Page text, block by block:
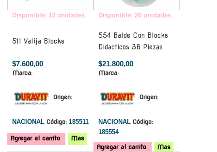
Disponible: 13 unidades
511 Valija Blocks
$7.600,00
Marca:
Origen:
NACIONAL Código: 185511
Agregar al carrito Mas
Disponible: 20 unidades
554 Balde Con Blocks
Didacticos 36 Piezas
$21.800,00
Marca:
Origen:
NACIONAL Código:
185554
Agregar al carrito
Mas